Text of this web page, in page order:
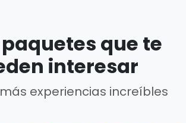
que te
interesar
experiencias increíbles